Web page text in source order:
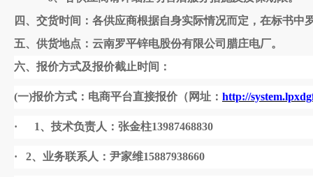
四、交货时间：各供应商根据自身实际情况而定，在标书中
五、供货地点：云南罗平锌电股份有限公司腊庄电厂。
六、 报价方式及报价截止时间：
(一)报价方式：电商平台直接报价（网址： http://
· 1、技术负责人：张金柱13987468830
· 2、业务联系人：尹家维15887938660